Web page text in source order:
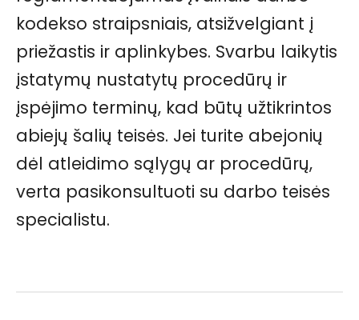
kodekso straipsniais, atsižvelgiant į
priežastis ir aplinkybes. Svarbu laikytis
įstatymų nustatytų procedūrų ir
įspėjimo terminų, kad būtų užtikrintos
abiejų šalių teisės. Jei turite abejonių
dėl atleidimo sąlygų ar procedūrų,
verta pasikonsultuoti su darbo teisės
specialistu.